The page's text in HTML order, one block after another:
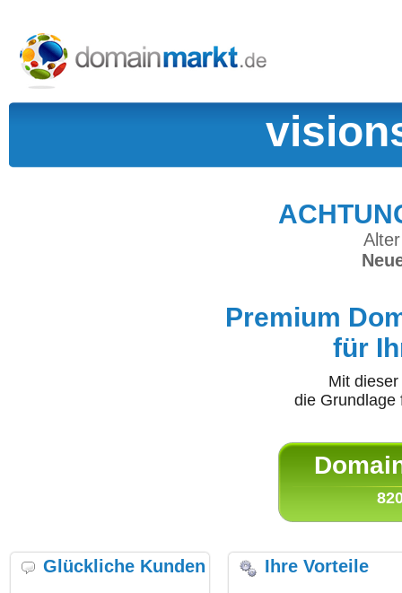
Premium
für
Mit
die
Glückliche Kunden Ihre Vorteile